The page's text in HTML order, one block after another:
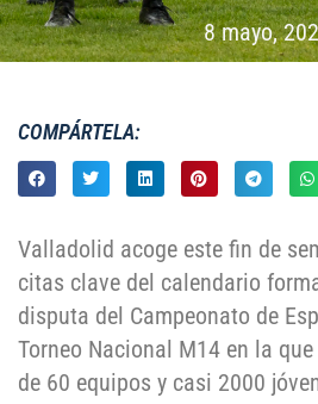
8 mayo,
COMPÁRTELA:
Valladolid acoge este fin de
citas clave del calendario
disputa del Campeonato de
Torneo Nacional M14 en la
de 60 equipos y casi 2000